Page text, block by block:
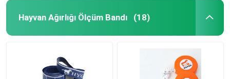
Hayvan Ağırlığı Ölçüm Bandı (18)